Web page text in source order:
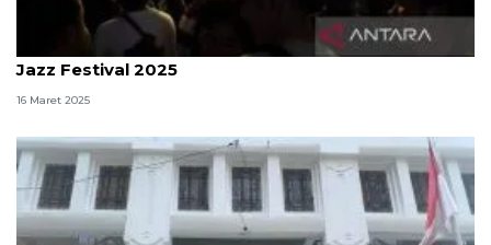
RICMA kolaborasi dengan AQUA gelar Ramadhan
Jazz Festival 2025
16 Maret 2025